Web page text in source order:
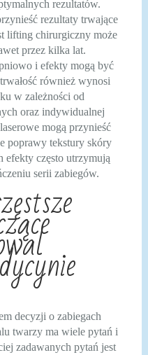
rezultatów.
rezultaty trwające
lifting chirurgiczny może
przez kilka lat.
i efekty mogą być
również wynosi
w zależności od
oraz indywidualnej
mogą przynieść
poprawy tekstury skóry
efekty często utrzymują
serii zabiegów.
decyzji o zabiegach
twarzy ma wiele pytań i
zadawanych pytań jest